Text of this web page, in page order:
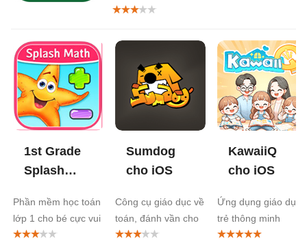
1st Grade
Splash
iOS
Phần mềm học toán
lớp 1 cho bé cực vui
Sumdog
cho iOS
Công cụ giáo dục về
toán, đánh vần cho
trẻ em
KawaiiQ
cho iOS
Ứng dụng giáo dục
trẻ thông minh